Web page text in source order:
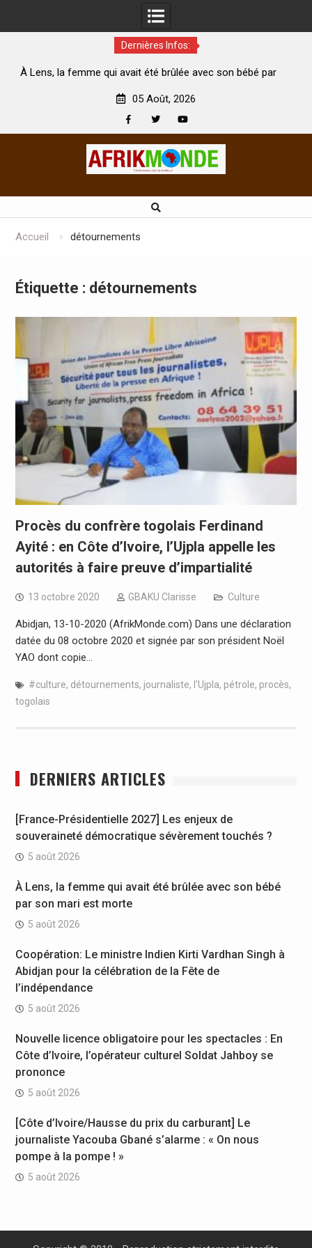
Dernières Infos:
avait été brûlée avec son bébé par
Coopération: Le
05 Août, 2026
Accueil détournements
Étiquette : détournements
Procès du confrère togolais Ferdinand
Ayité : en Côte d’Ivoire, l’Ujpla appelle les
autorités à faire preuve d’impartialité
13 octobre 2020 GBAKU Clarisse Culture
Abidjan, 13-10-2020 (AfrikMonde.com) Dans une déclaration
datée du 08 octobre 2020 et signée par son président Noël
YAO dont copie…
#culture, détournements, journaliste, l'Ujpla, pétrole, procès,
togolais
DERNIERS ARTICLES
[France-Présidentielle 2027] Les enjeux de
souveraineté démocratique sévèrement touchés ?
5 août 2026
À Lens, la femme qui avait été brûlée avec son bébé
par son mari est morte
5 août 2026
Coopération: Le ministre Indien Kirti Vardhan Singh à
Abidjan pour la célébration de la Fête de
l’indépendance
5 août 2026
Nouvelle licence obligatoire pour les spectacles : En
Côte d’Ivoire, l’opérateur culturel Soldat Jahboy se
prononce
5 août 2026
[Côte d’Ivoire/Hausse du prix du carburant] Le
journaliste Yacouba Gbané s’alarme : « On nous
pompe à la pompe ! »
5 août 2026